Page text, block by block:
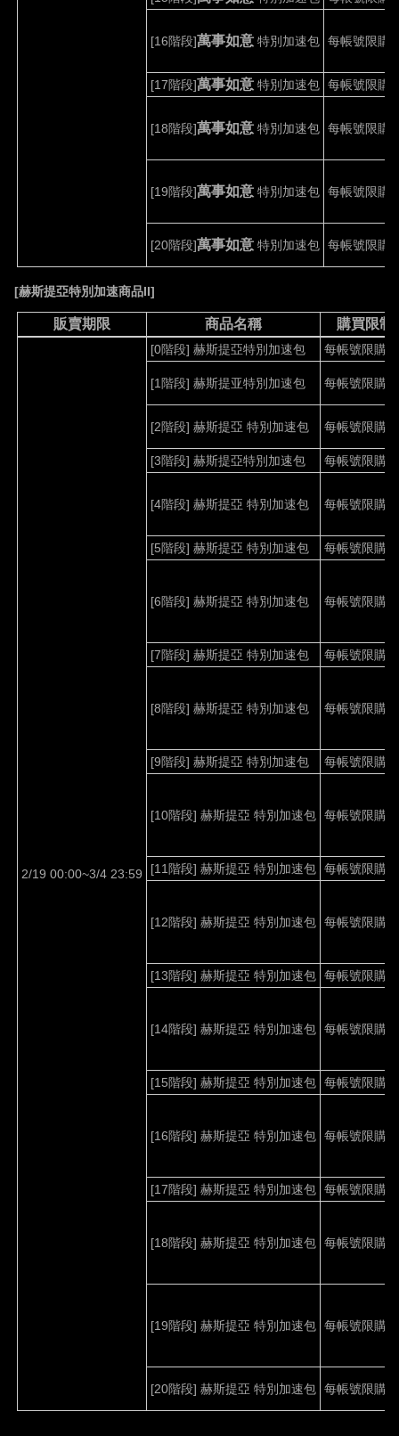
[16階段]萬事如意 特別加速包 每帳號限購
[17階段]萬事如意 特別加速包 每帳號限購
[18階段]萬事如意 特別加速包 每帳號限購
[19階段]萬事如意 特別加速包 每帳號限購
[20階段]萬事如意 特別加速包 每帳號限購
[赫斯提亞特別加速商品II]
販賣期限 商品名稱 購買限制
2/19 00:00~3/4 23:59
[0階段]赫斯提亞特別加速包 每帳號限購
[1階段]赫斯提亚特別加速包 每帳號限購
[2階段]赫斯提亞 特別加速包 每帳號限購
[3階段]赫斯提亞特別加速包 每帳號限購
[4階段]赫斯提亞 特別加速包 每帳號限購
[5階段]赫斯提亞 特別加速包 每帳號限購
[6階段]赫斯提亞 特別加速包 每帳號限購
[7階段]赫斯提亞 特別加速包 每帳號限購
[8階段]赫斯提亞 特別加速包 每帳號限購
[9階段]赫斯提亞 特別加速包 每帳號限購
[10階段]赫斯提亞 特別加速包 每帳號限購
[11階段]赫斯提亞 特別加速包 每帳號限購
[12階段]赫斯提亞 特別加速包 每帳號限購
[13階段]赫斯提亞 特別加速包 每帳號限購
[14階段]赫斯提亞 特別加速包 每帳號限購
[15階段]赫斯提亞 特別加速包 每帳號限購
[16階段]赫斯提亞 特別加速包 每帳號限購
[17階段]赫斯提亞 特別加速包 每帳號限購
[18階段]赫斯提亞 特別加速包 每帳號限購
[19階段]赫斯提亞 特別加速包 每帳號限購
[20階段]赫斯提亞 特別加速包 每帳號限購